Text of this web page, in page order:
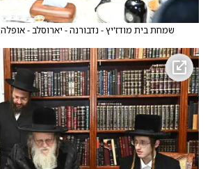
שמחת בית מודז'יץ - נדבורנה - יארוסלב - אופלה